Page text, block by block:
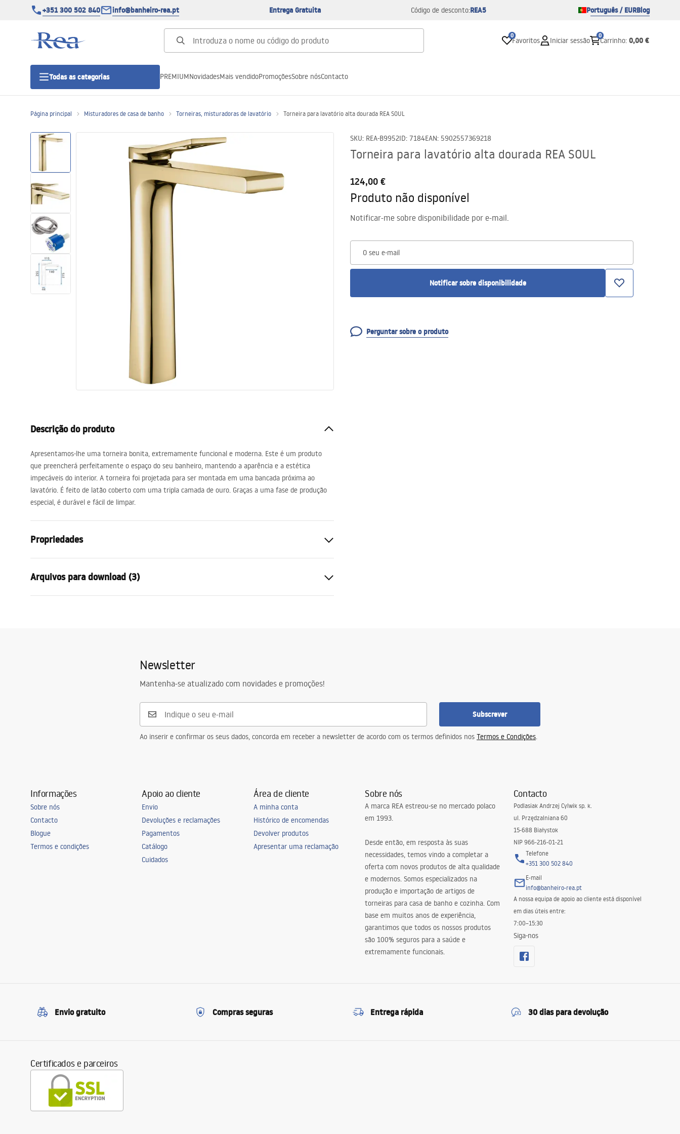
+351 300 502 840 info@banheiro-rea.pt Entrega Gratuita Código de desconto:REA5 Português / EURBlog
0
Favoritos Iniciar sessão
0
Carrinho: 0,00 €
Todas as categorias
outras
Bases de duche de casa de banho
Sanitas, lavatórios
Lava-louças e lavatórios de casa
de banho
Cabinas de duche de casa de
Misturadores de casa de banho
Chuveiros de casa de banho
Acessórios de casa de banho,
acessórios de casa de banho
PREMIUMNovidadesMais vendidoPromoçõesSobre nósContacto
Página principal Misturadores de casa de banho Torneiras, misturadoras de lavatório Torneira para lavatório alta dourada REA SOUL
SKU: REA-B9952ID: 7184EAN: 5902557369218
Torneira para lavatório alta dourada REA SOUL
124,00 €
Produto não disponível
Notificar-me sobre disponibilidade por e-mail.
O seu e-mail
Notificar sobre disponibilidade
Perguntar sobre o produto
Descrição do produto
Apresentamos-lhe uma torneira bonita, extremamente funcional e moderna. Este é um produto
que preencherá perfeitamente o espaço do seu banheiro, mantendo a aparência e a estética
impecáveis ​​do interior. A torneira foi projetada para ser montada em uma bancada próxima ao
lavatório. É feito de latão coberto com uma tripla camada de ouro. Graças a uma fase de produção
especial, é durável e fácil de limpar.
Propriedades
Método de instalação
Cor
Ouro
255
PVD
5 anos
Arquivos para download (3)
Safety_Information_Faucets.pdf
Newsletter
Mantenha-se atualizado com novidades e promoções!
Subscrever
Ao inserir e confirmar os seus dados, concorda em receber a newsletter de acordo com os termos definidos nos Termos e Condições.
Informações
Sobre nós
Contacto
Blogue
Termos e condições
Apoio ao cliente
Envio
Devoluções e reclamações
Pagamentos
Catálogo
Cuidados
Área de cliente
A minha conta
Histórico de encomendas
Devolver produtos
Apresentar uma reclamação
Sobre nós
A marca REA estreou-se no mercado polaco
em 1993.
Desde então, em resposta às suas
necessidades, temos vindo a completar a
oferta com novos produtos de alta qualidade
e modernos. Somos especializados na
produção e importação de artigos de
torneiras para casa de banho e cozinha. Com
base em muitos anos de experiência,
garantimos que todos os nossos produtos
são 100% seguros para a saúde e
extremamente funcionais.
Contacto
Podlasiak Andrzej Cylwik sp. k.
ul. Przędzalniana 60
15-688 Białystok
NIP 966-216-01-21
Telefone
+351 300 502 840
E-mail
info@banheiro-rea.pt
A nossa equipa de apoio ao cliente está disponível
em dias úteis entre:
7:00–15:30
Siga-nos
Envio gratuito Compras seguras Entrega rápida 30 dias para devolução
Certificados e parceiros